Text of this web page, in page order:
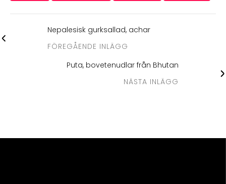
Nepalesisk gurksallad, achar
FÖREGÅENDE INLÄGG
Puta, bovetenudlar från Bhutan
NÄSTA INLÄGG